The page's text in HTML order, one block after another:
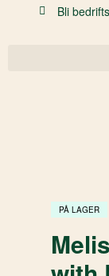
Bli
PÅ LAGER